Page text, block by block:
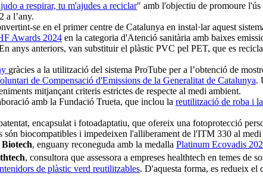
a respirar, tu m'ajudes a reciclar" amb l'objectiu de promoure
a l’any.
se en el primer centre de Catalunya en instal·lar aquest
Awards 2024 en la categoria d'Atenció sanitària amb baixes
anys anteriors, van substituir el plàstic PVC pel PET, que es
gràcies a la utilització del sistema ProTube per a l’obtenció de
de Compensació d'Emissions de la Generalitat de Catalunya.
mitjançant criteris estrictes de respecte al medi ambient.
amb la Fundació Trueta, que inclou la reutilització de roba i
encapsulat i fotoadaptatiu, que ofereix una fotoprotecció
són biocompatibles i impedeixen l'alliberament de l'ITM 330 al
, enguany reconeguda amb la medalla Platinum Ecovadis
, consultora que assessora a empreses healthtech en temes de
de plàstic verd reutilitzables. D'aquesta forma, es redueix el